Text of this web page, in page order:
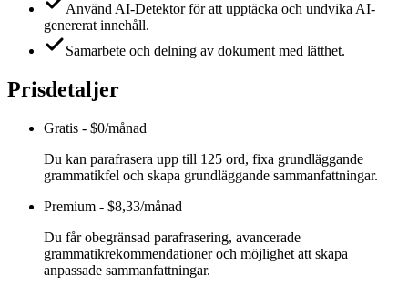
Använd AI-Detektor för att upptäcka och undvika AI-
genererat innehåll.
Samarbete och delning av dokument med lätthet.
Prisdetaljer
Gratis - $0/månad
Du kan parafrasera upp till 125 ord, fixa grundläggande
grammatikfel och skapa grundläggande sammanfattningar.
Premium - $8,33/månad
Du får obegränsad parafrasering, avancerade
grammatikrekommendationer och möjlighet att skapa
anpassade sammanfattningar.